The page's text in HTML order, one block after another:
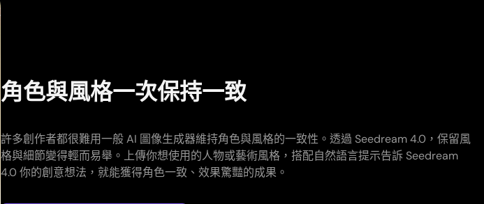
角色與風格一次保持一致
許多創作者都很難用一般 AI 圖像生成器維持角色與風格的一致性。透過 Seedream 4.0，保留風
格與細節變得輕而易舉。上傳你想使用的人物或藝術風格，搭配自然語言提示告訴 Seedream
4.0 你的創意想法，就能獲得角色一致、效果驚豔的成果。